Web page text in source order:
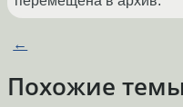
←
Похожие темы